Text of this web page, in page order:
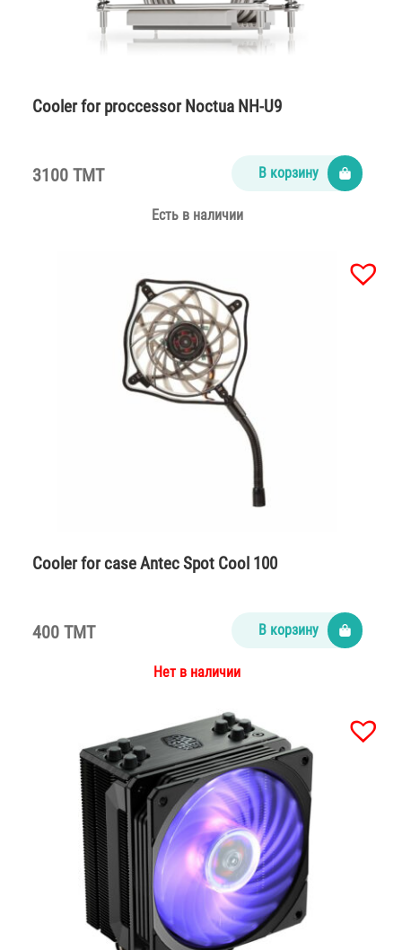
Cooler for proccessor Noctua NH-U9
3100 TMT В корзину
Есть в наличии
Cooler for case Antec Spot Cool 100
400 TMT В корзину
Нет в наличии